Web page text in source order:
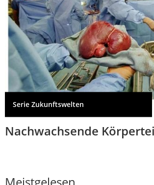
Serie Zukunftswelten
Nachwachsende
Meistgelesen